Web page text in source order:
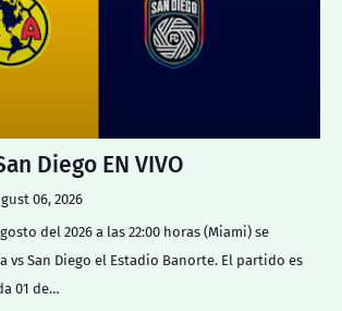
Diego EN VIVO
06, 2026
del 2026 a las 22:00 horas (Miami) se
vs San Diego el Estadio Banorte. El partido es
01 de…